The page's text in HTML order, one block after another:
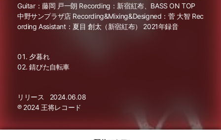
Guitar：藤岡 戸一朗 Recording：新宿紅布、BASS ON TOP
中野サンプラザ店 Recording&Mixing&Designed：菅 大智 Rec
ording Assistant：夏目 創太（新宿紅布） 2021年録音
夕暮れ
錆びた自転車
リリース
2024.06.08
℗ 2024 王将レコード